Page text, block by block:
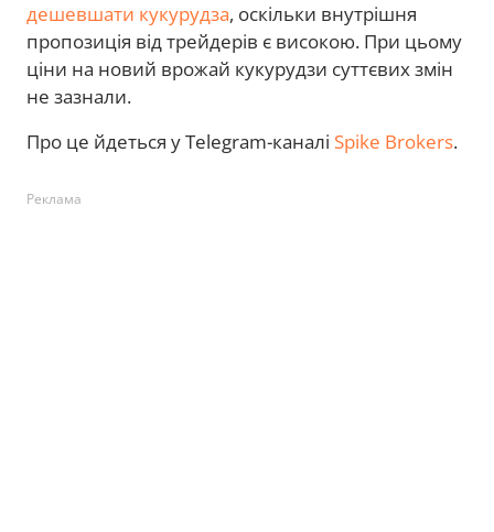
дешевшати кукурудза, оскільки внутрішня
пропозиція від трейдерів є високою. При цьому
ціни на новий врожай кукурудзи суттєвих змін
не зазнали.
Про це йдеться у Telegram-каналі Spike Brokers.
Реклама